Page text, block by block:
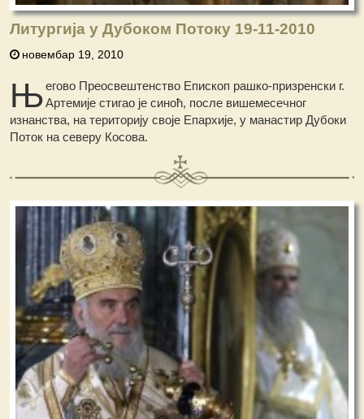
Литургија у Дубоком Потоку 19-11-2010
новембар 19, 2010
Његово Преосвештенство Епископ рашко-призренски г.
Артемије стигао је синоћ, после вишемесечног
изнанства, на територију своје Епархије, у манастир Дубоки
Поток на северу Косова.